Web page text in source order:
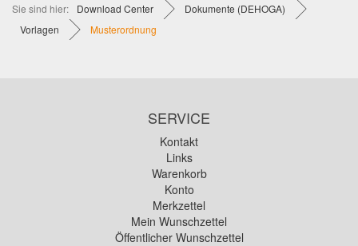
Sie sind hier: Download Center
Dokumente (DEHOGA)
Vorlagen
Musterordnung
SERVICE
Kontakt
Links
Warenkorb
Konto
Merkzettel
Mein Wunschzettel
Öffentlicher Wunschzettel